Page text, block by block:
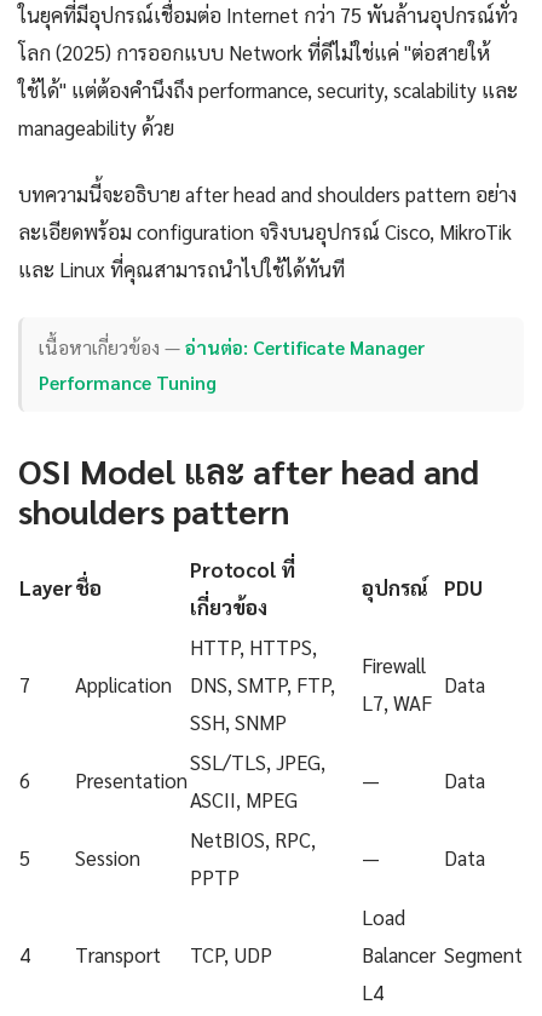
ในยุคที่มีอุปกรณ์เชื่อมต่อ Internet กว่า 75 พันล้านอุปกรณ์ทั่ว
โลก (2025) การออกแบบ Network ที่ดีไม่ใช่แค่ "ต่อสายให้
ใช้ได้" แต่ต้องคำนึงถึง performance, security, scalability และ
manageability ด้วย
บทความนี้จะอธิบาย after head and shoulders pattern อย่าง
ละเอียดพร้อม configuration จริงบนอุปกรณ์ Cisco, MikroTik
และ Linux ที่คุณสามารถนำไปใช้ได้ทันที
เนื้อหาเกี่ยวข้อง —อ่านต่อ: Certificate Manager
Performance Tuning
OSI Model และ after head and
shoulders pattern
Layerชื่อ
Protocol ที่
เกี่ยวข้อง
อุปกรณ์ PDU
7 Application
HTTP, HTTPS,
DNS, SMTP, FTP,
SSH, SNMP
Firewall
L7, WAF
Data
6 Presentation
SSL/TLS, JPEG,
ASCII, MPEG
— Data
5 Session
NetBIOS, RPC,
PPTP
— Data
4 Transport TCP, UDP
Load
Balancer
L4
Segment